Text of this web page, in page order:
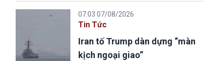
07:03 07/08/2026
Tin Tức
Iran tố Trump dàn dựng “màn
kịch ngoại giao”